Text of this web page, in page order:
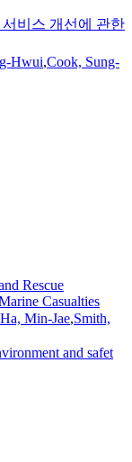
비스 개선에 관한
Hwui,Cook, Sung-
Rescue
Casualties
Ha, Min-Jae,Smith,
and safet